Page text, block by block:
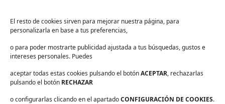
El resto de cookies sirven para mejorar nuestra página, para
personalizarla en base a tus preferencias,
o para poder mostrarte publicidad ajustada a tus búsquedas, gustos e
intereses personales. Puedes
aceptar todas estas cookies pulsando el botónACEPTAR, rechazarlas
pulsando el botón RECHAZAR
o configurarlas clicando en el apartadoCONFIGURACIÓN DE COOKIES.
agosto 2019
julio 2019
junio 2019
mayo 2019
abril 2019
marzo 2019
febrero 2019